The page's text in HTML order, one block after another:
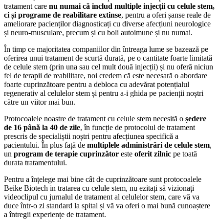
tratament care nu numai că includ multiple injecții cu celule stem,
ci și programe de reabilitare extinse, pentru a oferi șanse reale de
ameliorare pacienților diagnosticați cu diverse afecțiuni neurologice
și neuro-musculare, precum și cu boli autoimune și nu numai.
În timp ce majoritatea companiilor din întreaga lume se bazează pe
oferirea unui tratament de scurtă durată, pe o cantitate foarte limitată
de celule stem (prin una sau cel mult două injecții) și nu oferă niciun
fel de terapii de reabilitare, noi credem că este necesară o abordare
foarte cuprinzătoare pentru a debloca cu adevărat potențialul
regenerativ al celulelor stem și pentru a-i ghida pe pacienții noștri
către un viitor mai bun.
Protocoalele noastre de tratament cu celule stem necesită o ședere
de 16 până la 40 de zile, în funcție de protocolul de tratament
prescris de specialiștii noștri pentru afecțiunea specifică a
pacientului. În plus față de multiplele administrări de celule stem,
un program de terapie cuprinzător este oferit zilnic pe toată
durata tratamentului.
Pentru a înțelege mai bine cât de cuprinzătoare sunt protocoalele
Beike Biotech in tratarea cu celule stem, nu ezitați să vizionați
videoclipul cu jurnalul de tratament al celulelor stem, care vă va
duce într-o zi standard la spital și vă va oferi o mai bună cunoaștere
a întregii experiențe de tratament.